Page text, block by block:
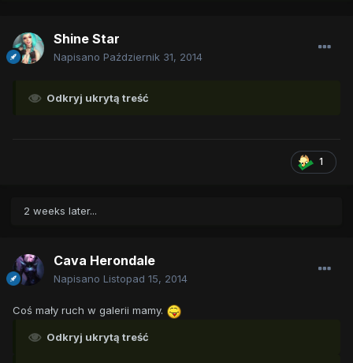
Shine Star
Napisano Październik 31, 2014
Odkryj ukrytą treść
1
2 weeks later...
Cava Herondale
Napisano Listopad 15, 2014
Coś mały ruch w galerii mamy.
Odkryj ukrytą treść